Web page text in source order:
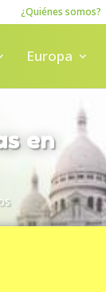
¿Quiénes somos?
Europa
en